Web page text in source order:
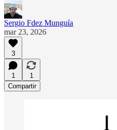
Sergio Fdez Munguía
mar 23, 2026
3
1
1
Compartir